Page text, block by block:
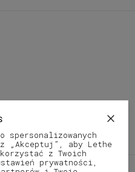
POLITYKA PRYWATNOŚCI
spersonalizowanych
„Akceptuj”, aby Lethe
z Twoich
prywatności,